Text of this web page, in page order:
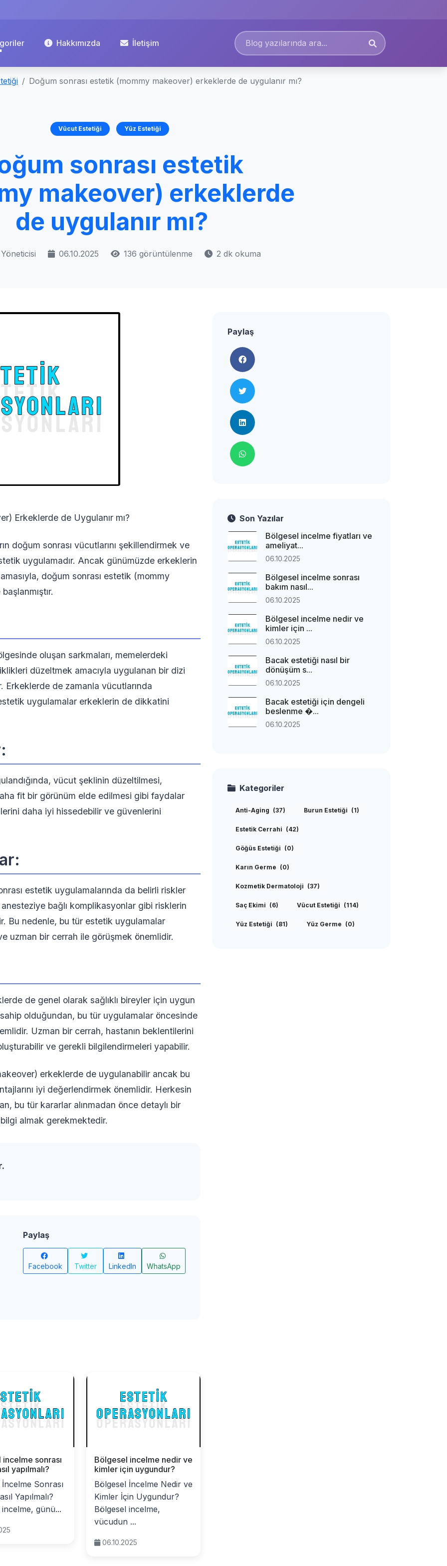
Hakkımızda İletişim
Doğum sonrası estetik (mommy makeover) erkeklerde de uygulanır mı?
Vücut Estetiği Yüz Estetiği
sonrası estetik
makeover) erkeklerde
de uygulanır mı?
06.10.2025 136 görüntülenme 2 dk okuma
Erkeklerde de Uygulanır mı?
doğum sonrası vücutlarını şekillendirmek ve
uygulamadır. Ancak günümüzde erkeklerin
doğum sonrası estetik (mommy
oluşan sarkmaları, memelerdeki
düzeltmek amacıyla uygulanan bir dizi
de zamanla vücutlarında
uygulamalar erkeklerin de dikkatini
vücut şeklinin düzeltilmesi,
fit bir görünüm elde edilmesi gibi faydalar
daha iyi hissedebilir ve güvenlerini
estetik uygulamalarında da belirli riskler
bağlı komplikasyonlar gibi risklerin
Bu nedenle, bu tür estetik uygulamalar
uzman bir cerrah ile görüşmek önemlidir.
de genel olarak sağlıklı bireyler için uygun
olduğundan, bu tür uygulamalar öncesinde
Uzman bir cerrah, hastanın beklentilerini
ve gerekli bilgilendirmeleri yapabilir.
erkeklerde de uygulanabilir ancak bu
iyi değerlendirmek önemlidir. Herkesin
bu tür kararlar alınmadan önce detaylı bir
almak gerekmektedir.
Paylaş
Facebook Twitter LinkedIn WhatsApp
sonrası
yapılmalı?
Sonrası
Yapılmalı?
günü...
Bölgesel incelme nedir ve
kimler için uygundur?
Bölgesel İncelme Nedir ve
Kimler İçin Uygundur?
Bölgesel incelme,
vücudun ...
06.10.2025
Paylaş
Son Yazılar
Bölgesel incelme fiyatları ve
ameliyat...
06.10.2025
Bölgesel incelme sonrası
bakım nasıl...
06.10.2025
Bölgesel incelme nedir ve
kimler için ...
06.10.2025
Bacak estetiği nasıl bir
dönüşüm s...
06.10.2025
Bacak estetiği için dengeli
beslenme �...
06.10.2025
Kategoriler
Anti-Aging (37) Burun Estetiği (1)
Estetik Cerrahi (42)
Göğüs Estetiği (0)
Karın Germe (0)
Kozmetik Dermatoloji (37)
Saç Ekimi (6) Vücut Estetiği (114)
Yüz Estetiği (81) Yüz Germe (0)